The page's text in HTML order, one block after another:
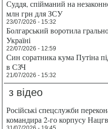
Суддя, спійманий на
млн грн для ЗСУ
23/07/2026 - 15:32
Болгарський воротила
Україні
22/07/2026 - 12:59
Син соратника кума Путіна
в СЗЧ
21/07/2026 - 15:32
з відео
Російські спецслужби
командира 2-го корпусу